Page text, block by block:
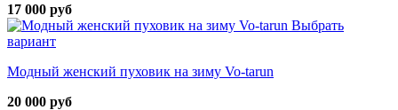
17 000 руб
Выбрать
вариант
Модный женский пуховик на зиму Vo-tarun
20 000 руб